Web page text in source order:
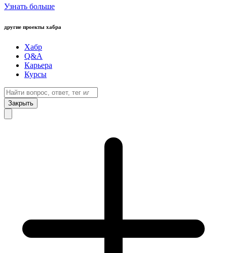
Узнать больше
другие проекты хабра
Хабр
Q&A
Карьера
Курсы
Закрыть